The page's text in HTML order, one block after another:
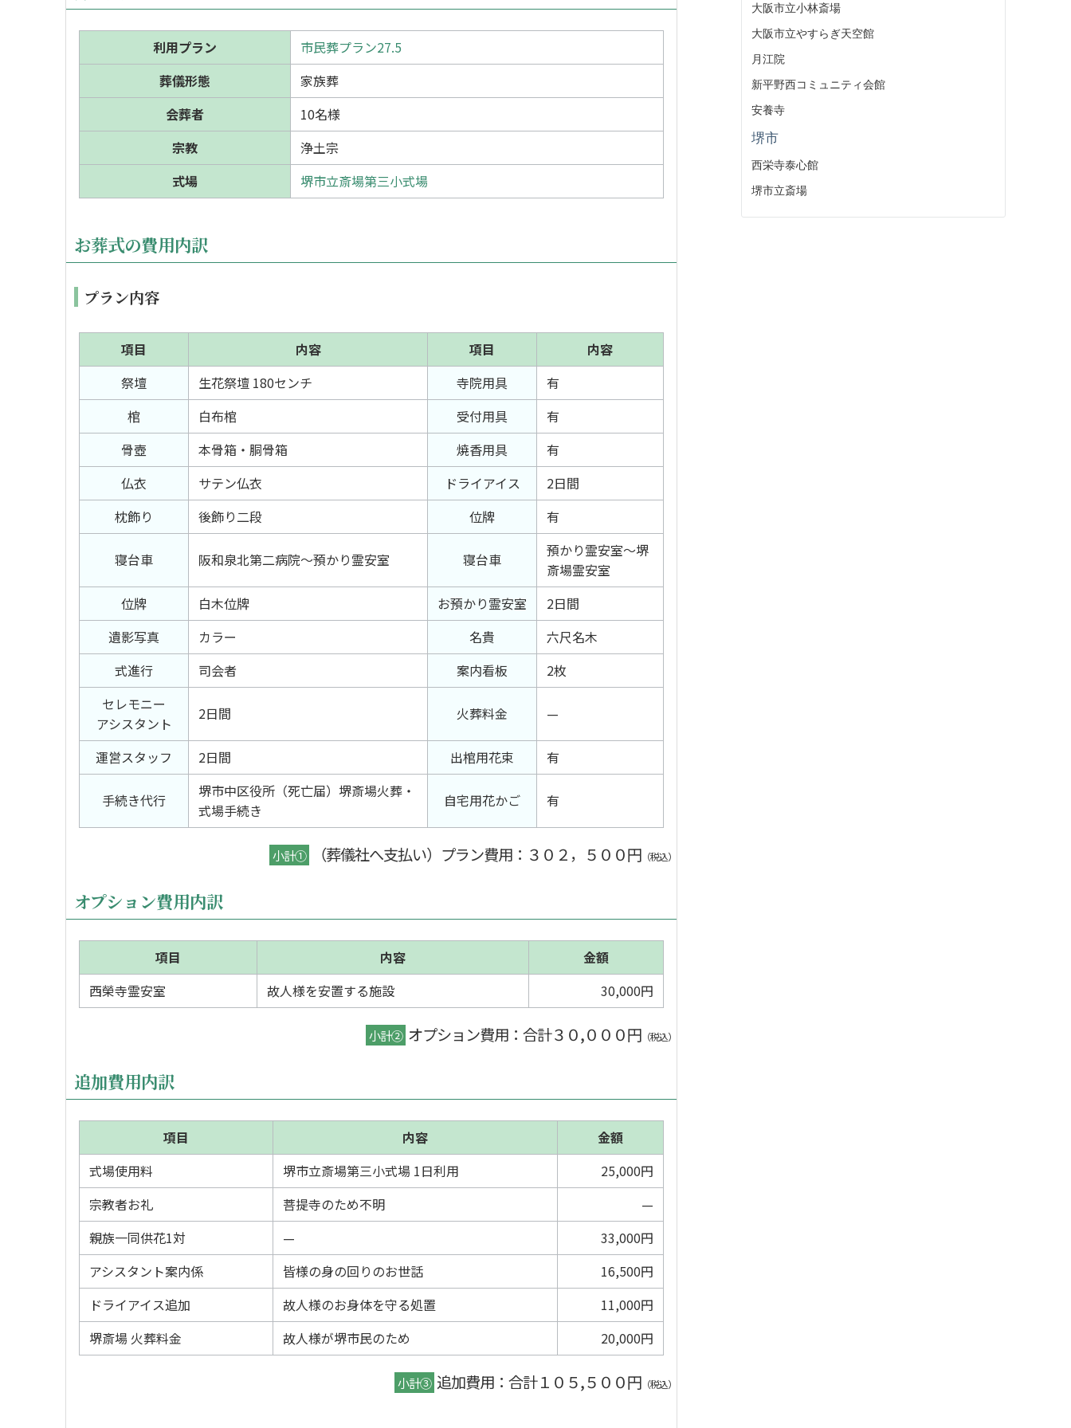
利用プラン
市民葬プラン27.5
葬儀形態
家族葬
会葬者
10名様
宗教
浄土宗
式場
堺市立斎場第三小式場
お葬式の費用内訳
プラン内容
項目 内容 項目
内容
祭壇
生花祭壇 180センチ 寺院用具
有
棺
白布棺 受付用具
有
骨壺
本骨箱・胴骨箱 焼香用具
有
仏衣
サテン仏衣 ドライアイス
2日間
枕飾り
後飾り二段 位牌 有
寝台車 阪和泉北第二病院〜預かり霊安室 寝台車
預かり霊安室～堺
斎場霊安室
位牌
白木位牌 お預かり霊安室
2日間
遺影写真
カラー 名貴
六尺名木
式進行
司会者 案内看板
2枚
セレモニー
アシスタント
2日間 火葬料金 —
運営スタッフ 2日間 出棺用花束 有
手続き代行
堺市中区役所（死亡届）堺斎場火葬・
式場手続き
自宅用花かご 有
小計① （葬儀社へ支払い）プラン費用 ：３０２，５００円 （税込）
オプション費用内訳
項目 内容
金額
西榮寺霊安室
故人様を安置する施設 30,000円
小計② オプション費用：合計３０,０００円 （税込）
追加費用内訳
項目 内容
金額
式場使用料
堺市立斎場第三小式場 1日利用
25,000円
宗教者お礼
菩提寺のため不明
—
親族一同供花1対
—
33,000円
アシスタント案内係
皆様の身の回りのお世話
16,500円
ドライアイス追加
故人様のお身体を守る処置
11,000円
堺斎場 火葬料金
故人様が堺市民のため 20,000円
小計③ 追加費用：合計１０５,５００円 （税込）
大阪市立小林斎場
大阪市立やすらぎ天空館
月江院
新平野西コミュニティ会館
安養寺
堺市
西栄寺泰心館
堺市立斎場